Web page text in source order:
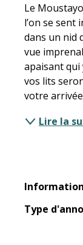
Le
l’on se sent
dans un nid
vue
apaisant
vos lits
votre arrivée
Lire la
Type